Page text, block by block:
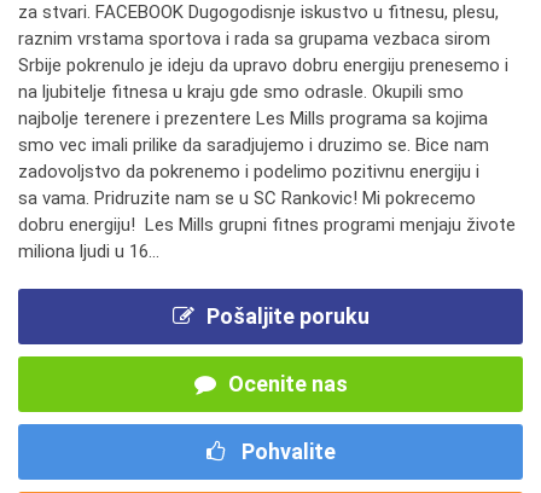
za stvari. FACEBOOK Dugogodisnje iskustvo u fitnesu, plesu,
raznim vrstama sportova i rada sa grupama vezbaca sirom
Srbije pokrenulo je ideju da upravo dobru energiju prenesemo i
na ljubitelje fitnesa u kraju gde smo odrasle. Okupili smo
najbolje terenere i prezentere Les Mills programa sa kojima
smo vec imali prilike da saradjujemo i druzimo se. Bice nam
zadovoljstvo da pokrenemo i podelimo pozitivnu energiju i
sa vama. Pridruzite nam se u SC Rankovic! Mi pokrecemo
dobru energiju! Les Mills grupni fitnes programi menjaju živote
miliona ljudi u 16...
Pošaljite poruku
Ocenite nas
Pohvalite